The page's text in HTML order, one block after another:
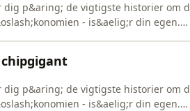
p&aring; de vigtigste historier om
- is&aelig;r din egen.
p&aring; de vigtigste historier om
- is&aelig;r din egen.